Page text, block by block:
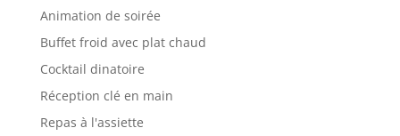
Animation de soirée
Buffet froid avec plat chaud
Cocktail dinatoire
Réception clé en main
Repas à l'assiette